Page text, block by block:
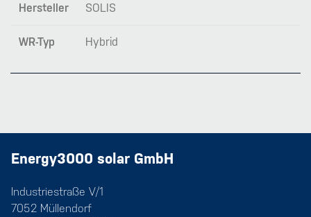
Hersteller SOLIS
WR-Typ Hybrid
Energy3000 solar GmbH
Industriestraße V/1
7052 Müllendorf